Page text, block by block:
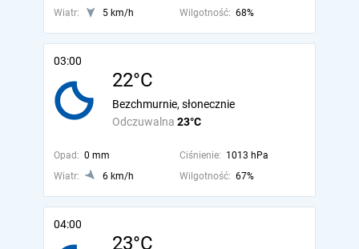
Wiatr:
5 km/h Wilgotność: 68%
03:00
22°C
Odczuwalna 23°C
Bezchmurnie, słonecznie
Opad: 0 mm Ciśnienie: 1013 hPa
Wiatr:
6 km/h Wilgotność: 67%
04:00
23°C